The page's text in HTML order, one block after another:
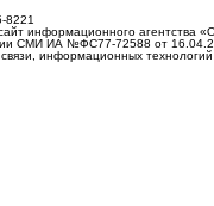
8221
информационного агентства
СМИ ИА №ФС77-72588 от
информационных